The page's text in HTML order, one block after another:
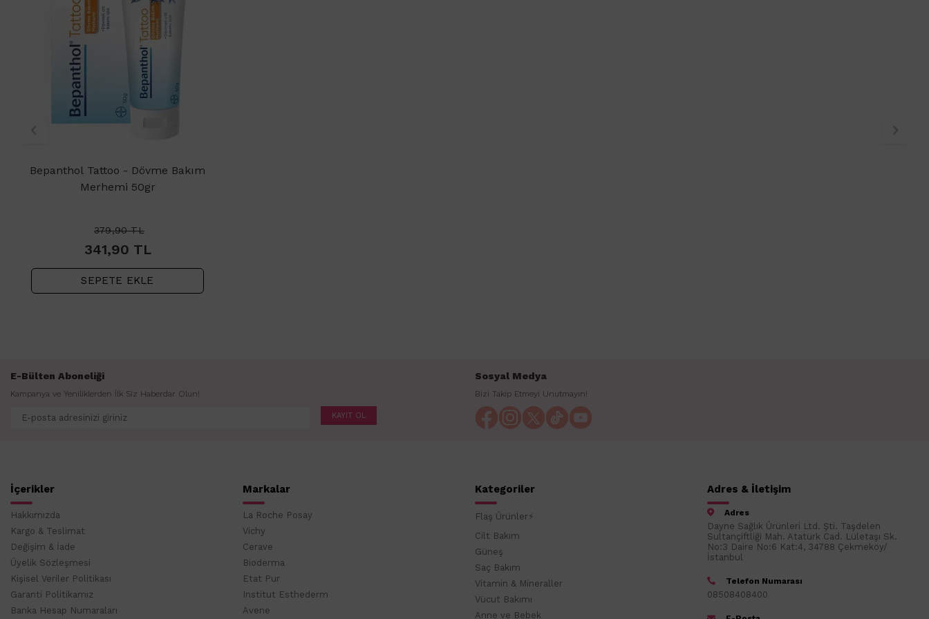
Bepanthol Tattoo - Dövme Bakım
Merhemi 50gr
379,90TL
341,90 TL
SEPETE EKLE
E-Bülten Aboneliği
Kampanya ve Yeniliklerden İlk Siz Haberdar Olun!
KAYIT OL
Sosyal Medya
Bizi Takip Etmeyi Unutmayın!
İçerikler
Hakkımızda
Kargo & Teslimat
Değişim & İade
Üyelik Sözleşmesi
Kişisel Veriler Politikası
Garanti Politikamız
Banka Hesap Numaraları
Markalar
La Roche Posay
Vichy
Cerave
Bioderma
Etat Pur
Institut Esthederm
Avene
Kategoriler
Flaş Ürünler⚡
Cilt Bakım
Güneş
Saç Bakım
Vitamin & Mineraller
Vücut Bakımı
Anne ve Bebek
Adres & İletişim
Adres
Dayne Sağlık Ürünleri Ltd. Şti. Taşdelen
Sultançiftliği Mah. Atatürk Cad. Lületaşı Sk.
No:3 Daire No:6 Kat:4, 34788 Çekmeköy/
İstanbul
Telefon Numarası
08508408400